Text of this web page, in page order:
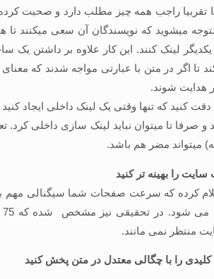
تقربیا راجب همه چیز مطلب دارد و صحبت
میشوید که نویسندگان آن سعی میکنند تا
لینک کنند. این کار علاوه بر داشتن یک
تا اگر در متن با عبارتی مواجه شدند که معنای
هدایت شوند.
دقت کنید که تنها وقتی یک لینک داخلی ایجاد
میتواند مضر هم باشد.
را بهینه تر کنید
کرده که سرعت صفحات شما سیگنالی مهم
منتظر نمی مانند.
را با چگالی معتدل در متن پخش کنید